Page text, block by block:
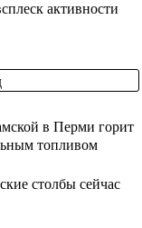
активности
в Перми горит
топливом
столбы сейчас